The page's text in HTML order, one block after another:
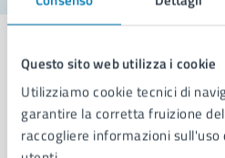
Questo sito web utilizza i cookie
Utilizziamo cookie tecnici di
garantire la corretta fruizione
raccogliere informazioni
Comune di Napoli